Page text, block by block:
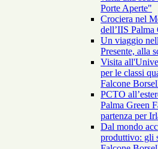
Porte Aperte"
Crociera nel
dell’IIS
Un viaggio
Presente, alla
Visita
per le classi
Falcone
PCTO
Palma Green
partenza per
Dal mondo
produttivo: gli